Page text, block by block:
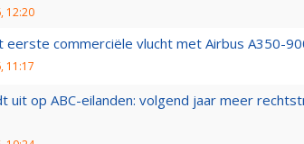
12:20
eerste commerciële vlucht met Airbus A350-
11:17
uit op ABC-eilanden: volgend jaar meer